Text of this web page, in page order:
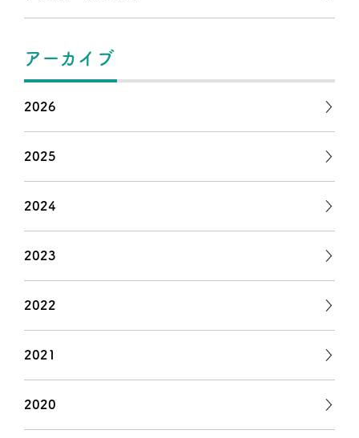
アーカイブ
2026
2025
2024
2023
2022
2021
2020